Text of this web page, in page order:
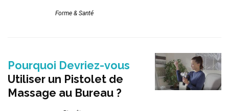
Forme & Santé
Pourquoi Devriez-vous
Utiliser un Pistolet de
Massage au Bureau ?